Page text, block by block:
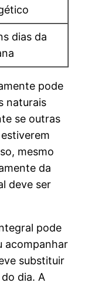
dias da
pode
naturais
se outras
mesmo
da
deve ser
pode
acompanhar
substituir
dia. A